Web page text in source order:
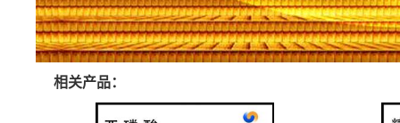
相关产品：